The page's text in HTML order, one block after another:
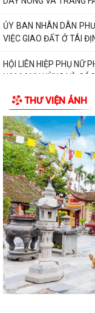
PHƯỜNG AN DƯƠNG
QUỐC PHÒNG NĂM
Trung tâm Chính trị
HỘI ĐỒNG NHÂN DÂN
XÚC CỬ TRI TRƯỚC KỲ
HỘI NGHỊ GIAO BAN
CÁC TỔ TRƯỞNG TỔ
PHƯỜNG AN DƯƠNG
BỘ MẶT TRẬN VÀ CÁC
THƯ NGỎ VẬN ĐỘNG
DƯƠNG NĂM 2026
PHƯỜNG AN DƯƠNG
THÁNG 7; PHÁT ĐỘNG
THƯ VIỆN ẢNH